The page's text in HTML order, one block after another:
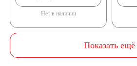
тестеры
Аксессуары
Нет в наличии
Показать ещё